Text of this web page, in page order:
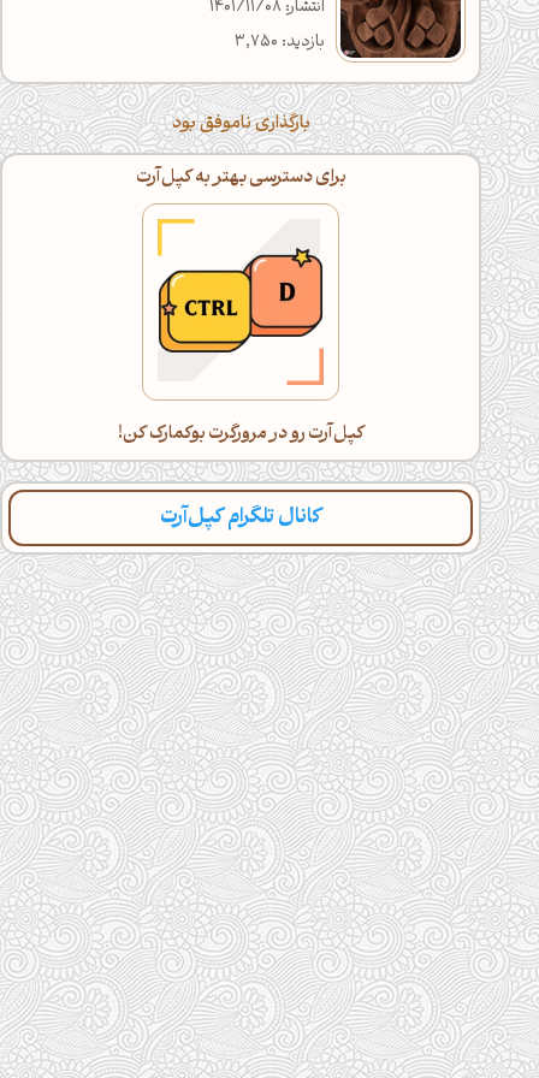
انتشار: 1401/11/08
بازدید: 3,750
بارگذاری ناموفق بود
اگه خسته شدی، با گوشی ادامه بده!
دراز بکش و کپل‌آرت رو اسکرول کن(:
کانال تلگرام کپل‌آرت